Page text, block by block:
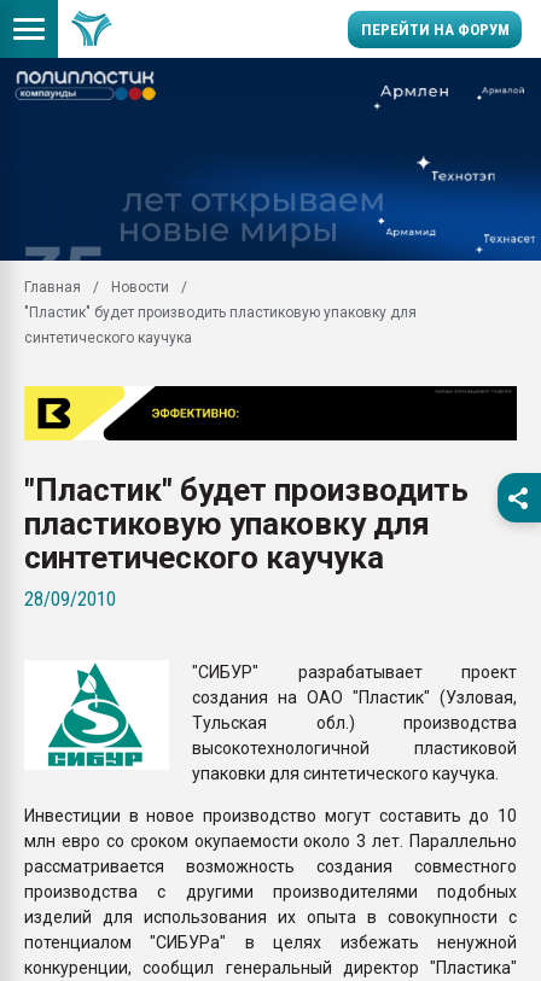
ПЕРЕЙТИ НА ФОРУМ
умельцы изготовили
колонок полностью из
Продажа готового
производство SPC
29.07.2026 ФРП помог
Помощь в подборе
Вакуум-формовочные
Подмосковье, Москва
28.07.2026
первый план в
пластмасс
ПЕРЕЙТИ НА
Главная
Новости
"Пластик" будет производить пластиковую упаковку для
синтетического каучука
"Пластик" будет производить
пластиковую упаковку для
синтетического каучука
28/09/2010
"СИБУР" разрабатывает проект
создания на ОАО "Пластик" (Узловая,
Тульская обл.) производства
высокотехнологичной пластиковой
упаковки для синтетического каучука.
Инвестиции в новое производство могут составить до 10
млн евро со сроком окупаемости около 3 лет. Параллельно
рассматривается возможность создания совместного
производства с другими производителями подобных
изделий для использования их опыта в совокупности с
потенциалом "СИБУРа" в целях избежать ненужной
конкуренции, сообщил генеральный директор "Пластика"